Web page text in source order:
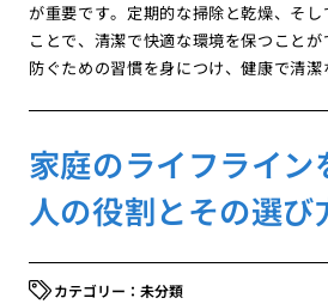
が重要です。定期的な掃除と乾燥、そ
ことで、清潔で快適な環境を保つこと
防ぐための習慣を身につけ、健康で清潔
家庭のライフライン
人の役割とその選び
未分類